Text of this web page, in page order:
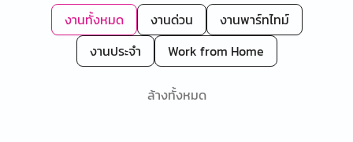
งานทั้งหมด งานด่วน
งานพาร์ทไทม์
งานประจำ
Work from Home
ล้างทั้งหมด